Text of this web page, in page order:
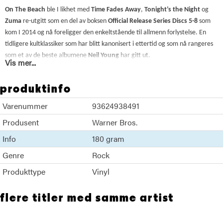
On The Beach ble I likhet med Time Fades Away, Tonight’s the Night og
Zuma re-utgitt som en del av boksen Official Release Series Discs 5-8 som
kom I 2014 og nå foreligger den enkeltstående til allmenn forlystelse. En
tidligere kultklassiker som har blitt kanonisert i ettertid og som nå rangeres
som et av de beste albumene Neil Young har gitt ut.
skyldes den unike miksen av musikere som medvirker, som blant andre
Det opprinnelige coverkonseptet er ivaretatt på denne utgaven, komplett
med trykk på innsiden av coveret og liner notes på innerposen. Remastret
fra originale master tapes av
Chris Bellman
Mastering.
Vis mer...
produktinfo
Varenummer
93624938491
Produsent
Warner Bros.
Info
180 gram
Genre
Rock
Produkttype
Vinyl
flere titler med samme artist